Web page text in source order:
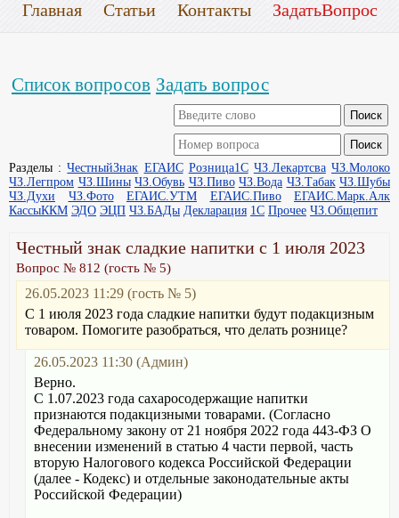
Главная Статьи Контакты ЗадатьВопрос
Список вопросов Задать вопрос
Разделы :ЧестныйЗнак ЕГАИС Розница1С ЧЗ.Лекартсва ЧЗ.Молоко
ЧЗ.Легпром ЧЗ.Шины ЧЗ.Обувь ЧЗ.Пиво ЧЗ.Вода ЧЗ.Табак ЧЗ.Шубы
ЧЗ.Духи
ЧЗ.Фото ЕГАИС.УТМ ЕГАИС.Пиво
ЕГАИС.Марк.Алк
КассыККМ ЭДО ЭЦП ЧЗ.БАДы Декларация 1С Прочее ЧЗ.Общепит
Честный знак сладкие напитки с 1 июля 2023
Вопрос № 812 (гость № 5)
26.05.2023 11:29 (гость № 5)
С 1 июля 2023 года сладкие напитки будут подакцизным
товаром. Помогите разобраться, что делать рознице?
26.05.2023 11:30 (Админ)
Верно.
С 1.07.2023 года сахаросодержащие напитки
признаются подакцизными товарами. (Согласно
Федеральному закону от 21 ноября 2022 года 443-ФЗ О
внесении изменений в статью 4 части первой, часть
вторую Налогового кодекса Российской Федерации
(далее - Кодекс) и отдельные законодательные акты
Российской Федерации)